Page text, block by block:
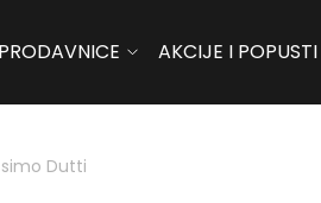
AKCIJE I POPUSTI
Dutti